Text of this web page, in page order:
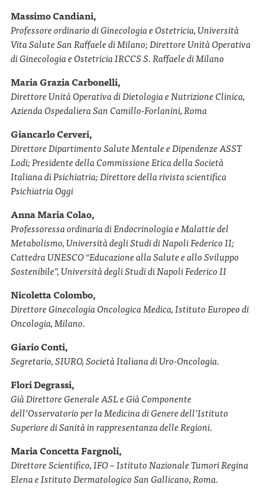
Massimo Candiani,
Professore ordinario di Ginecologia e Ostetricia, Università
Vita Salute San Raffaele di Milano; Direttore Unità Operativa
di Ginecologia e Ostetricia IRCCS S. Raffaele di Milano
Maria Grazia Carbonelli,
Direttore Unità Operativa di Dietologia e Nutrizione Clinica,
Azienda Ospedaliera San Camillo-Forlanini, Roma
Giancarlo Cerveri,
Direttore Dipartimento Salute Mentale e Dipendenze ASST
Lodi; Presidente della Commissione Etica della Società
Italiana di Psichiatria; Direttore della rivista scientifica
Psichiatria Oggi
Anna Maria Colao,
Professoressa ordinaria di Endocrinologiae Malattie del
Metabolismo, Università degliStudi di Napoli Federico II;
Cattedra UNESCO “Educazione alla Salutee allo Sviluppo
Sostenibile”, Università degliStudi di Napoli Federico II
Nicoletta Colombo,
Direttore Ginecologia Oncologica Medica, Istituto Europeo di
Oncologia, Milano.
Giario Conti,
Segretario, SIURO, Società Italiana di Uro-Oncologia.
Flori Degrassi,
Già Direttore Generale ASL eGià Componente
dell’Osservatorio per la Medicina di Genere dell’Istituto
Superiore di Sanità in rappresentanza delle Regioni.
Maria Concetta Fargnoli,
Direttore Scientifico, IFO – Istituto Nazionale Tumori Regina
Elena e Istituto Dermatologico San Gallicano, Roma.